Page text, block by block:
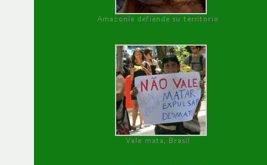
Amazonía defiende su territorio
Vale mata, Brasil